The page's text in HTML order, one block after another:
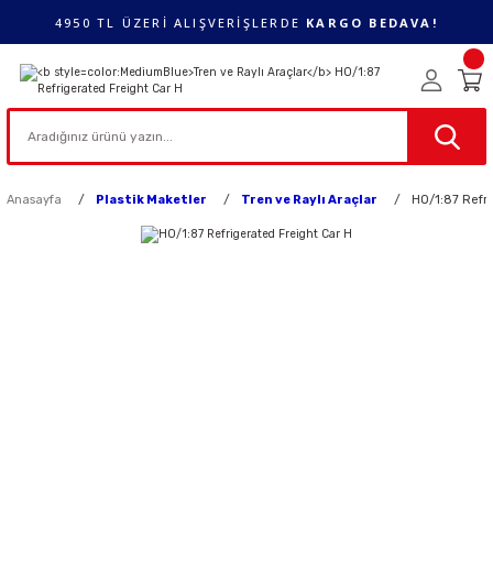
4950 TL ÜZERİ ALIŞVERİŞLERDE KARGO BEDAVA!
Anasayfa Plastik Maketler Tren ve Raylı Araçlar HO/1:87